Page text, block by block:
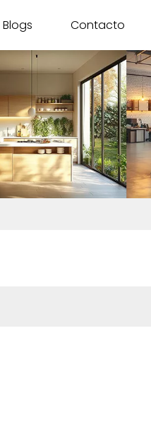
Blogs Contacto